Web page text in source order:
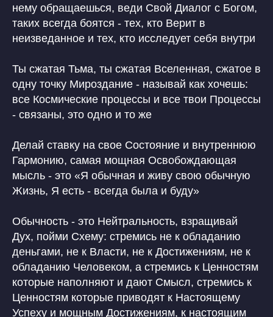
нему обращаешься, веди Свой Диалог с Богом,
таких всегда боятся - тех, кто Верит в
неизведанное и тех, кто исследует себя внутри
Ты сжатая Тьма, ты сжатая Вселенная, сжатое в
одну точку Мироздание - называй как хочешь:
все Космические процессы и все твои Процессы
- связаны, это одно и то же
Делай ставку на свое Состояние и внутреннюю
Гармонию, самая мощная Освобождающая
мысль - это «Я обычная и живу свою обычную
Жизнь, Я есть - всегда была и буду»
Обычность - это Нейтральность, взращивай
Дух, пойми Схему: стремись не к обладанию
деньгами, не к Власти, не к Достижениям, не к
обладанию Человеком, а стремись к Ценностям
которые наполняют и дают Смысл, стремись к
Ценностям которые приводят к Настоящему
Успеху и мощным Достижениям, к настоящим